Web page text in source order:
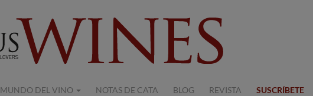
MUNDO DEL VINO NOTAS DE CATA BLOG REVISTA SUSCRÍBETE